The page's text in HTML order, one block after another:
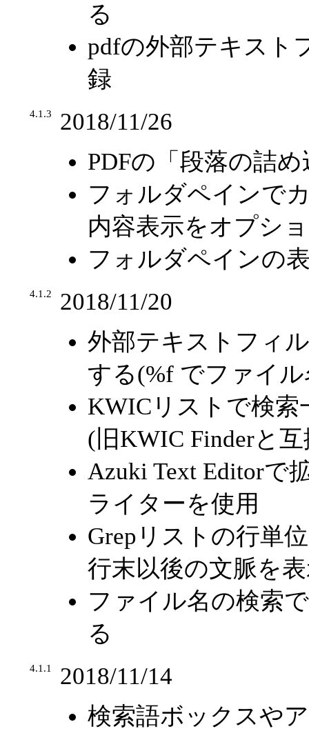
る
pdfの外部テキスト
録
4.1.3
2018/11/26
PDFの「段落の詰
フォルダペインで
内容表示をオプシ
フォルダペインの
4.1.2
2018/11/20
外部テキストフィ
する(%f でファイ
KWICリストで検索
(旧KWIC Finderと
Azuki Text Editorで
ライターを使用
Grepリストの行単
行末以後の文脈を
ファイル名の検索
る
4.1.1
2018/11/14
検索語ボックスや